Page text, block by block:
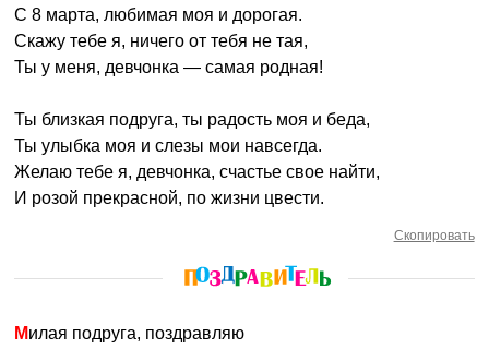
С 8 марта, любимая моя и дорогая.
Скажу тебе я, ничего от тебя не тая,
Ты у меня, девчонка — самая родная!
Ты близкая подруга, ты радость моя и беда,
Ты улыбка моя и слезы мои навсегда.
Желаю тебе я, девчонка, счастье свое найти,
И розой прекрасной, по жизни цвести.
Скопировать
Милая подруга, поздравляю